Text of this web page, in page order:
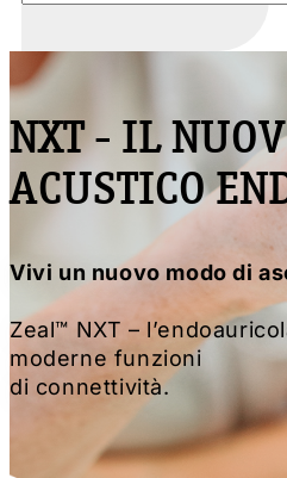
CONSULENZA
NXT - IL
ACUSTICO
Vivi un nuovo modo di
Zeal™ NXT –
moderne funzioni
di connettività.